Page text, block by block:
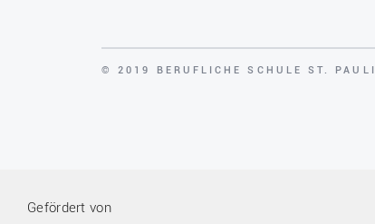
COPYRIGHT
© 2019 BERUFLICHE SCHULE ST. PAULI
Gefördert von